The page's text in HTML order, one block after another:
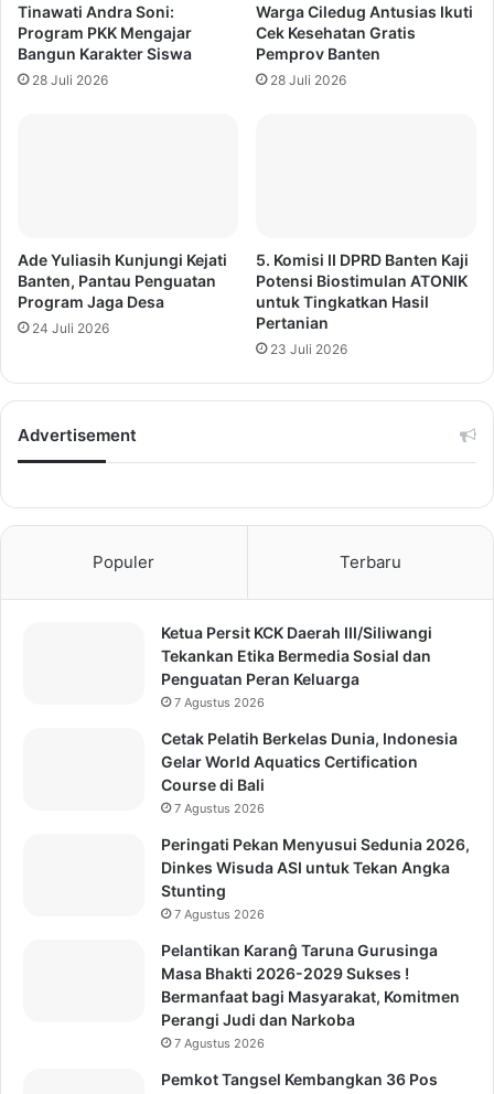
Tinawati Andra Soni:
Program PKK Mengajar
Bangun Karakter Siswa
28 Juli 2026
Warga Ciledug Antusias Ikuti
Cek Kesehatan Gratis
Pemprov Banten
28 Juli 2026
Ade Yuliasih Kunjungi Kejati
Banten, Pantau Penguatan
Program Jaga Desa
24 Juli 2026
5. Komisi II DPRD Banten Kaji
Potensi Biostimulan ATONIK
untuk Tingkatkan Hasil
Pertanian
23 Juli 2026
Advertisement
Populer Terbaru
Ketua Persit KCK Daerah III/Siliwangi
Tekankan Etika Bermedia Sosial dan
Penguatan Peran Keluarga
7 Agustus 2026
Cetak Pelatih Berkelas Dunia, Indonesia
Gelar World Aquatics Certification
Course di Bali
7 Agustus 2026
Peringati Pekan Menyusui Sedunia 2026,
Dinkes Wisuda ASI untuk Tekan Angka
Stunting
7 Agustus 2026
Pelantikan Karanĝ Taruna Gurusinga
Masa Bhakti 2026-2029 Sukses !
Bermanfaat bagi Masyarakat, Komitmen
Perangi Judi dan Narkoba
7 Agustus 2026
Pemkot Tangsel Kembangkan 36 Pos